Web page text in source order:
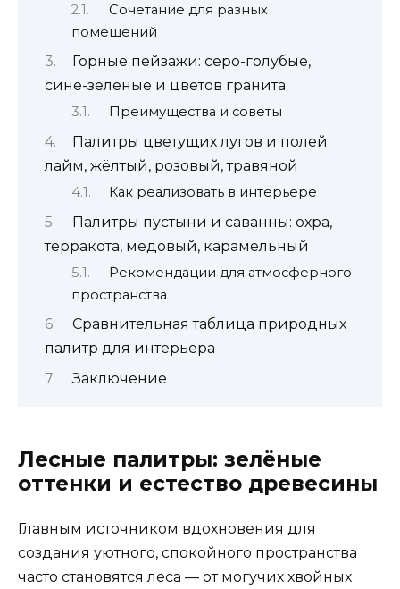
Сочетание для разных
помещений
Горные пейзажи: серо-голубые,
сине-зелёные и цветов гранита
Преимущества и советы
Палитры цветущих лугов и полей:
лайм, жёлтый, розовый, травяной
Как реализовать в интерьере
Палитры пустыни и саванны: охра,
терракота, медовый, карамельный
Рекомендации для атмосферного
пространства
Сравнительная таблица природных
палитр для интерьера
Заключение
Лесные палитры: зелёные
оттенки и естество древесины
Главным источником вдохновения для
создания уютного, спокойного пространства
часто становятся леса — от могучих хвойных